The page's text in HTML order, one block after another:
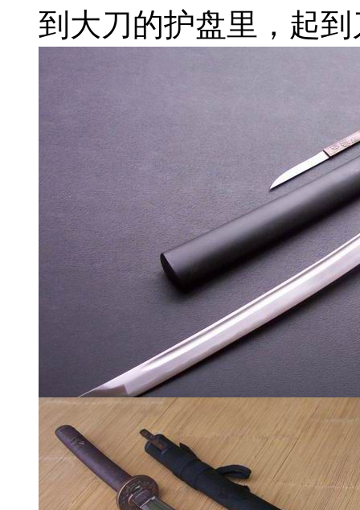
到大刀的护盘里，起